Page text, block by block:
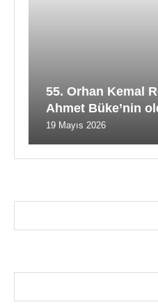
55. Orhan Kemal
Ahmet Büke’nin
19 Mayıs 2026